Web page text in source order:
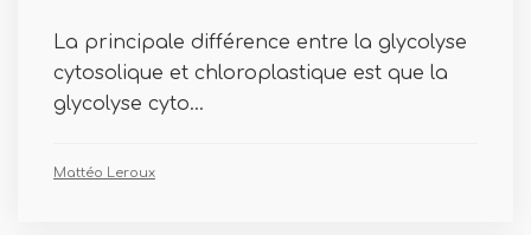
La principale différence entre la glycolyse
cytosolique et chloroplastique est que la
glycolyse cyto...
Mattéo Leroux